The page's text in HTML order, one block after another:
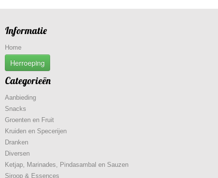
Informatie
Home
Herroeping
Categorieën
Aanbieding
Snacks
Groenten en Fruit
Kruiden en Specerijen
Dranken
Diversen
Ketjap, Marinades, Pindasambal en Sauzen
Siroop & Essences